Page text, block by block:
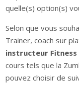
quelle(s) option(s)
Selon que vous
Trainer, coach sur
instructeur Fitness
cours tels que la
pouvez choisir de